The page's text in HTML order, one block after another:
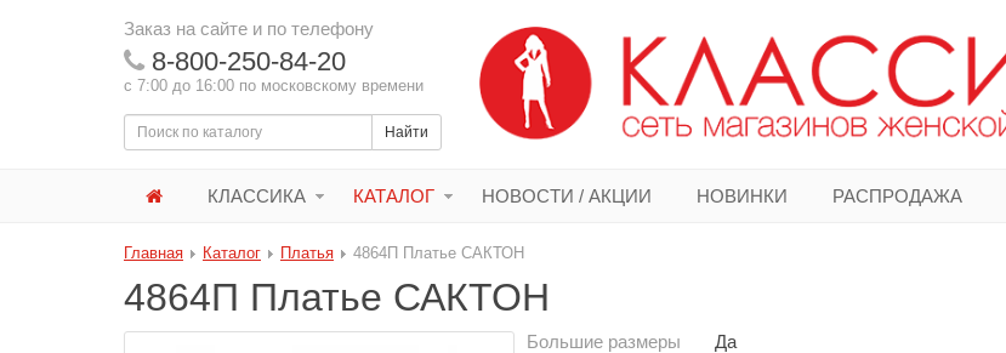
Заказ на сайте и по телефону
8-800-250-84-20
с 7:00 до 16:00 по московскому времени
Найти
КЛАССИКА КАТАЛОГ НОВОСТИ / АКЦИИ НОВИНКИ РАСПРОДАЖА
Главная Каталог Платья 4864П Платье САКТОН
4864П Платье САКТОН
Большие размеры
Да